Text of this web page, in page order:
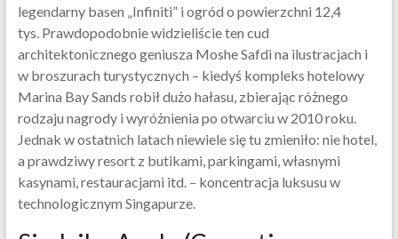
legendarny basen „Infiniti” i ogród o powierzchni 12,4
tys. Prawdopodobnie widzieliście ten cud
architektonicznego geniusza Moshe Safdi na ilustracjach i
w broszurach turystycznych – kiedyś kompleks hotelowy
Marina Bay Sands robił dużo hałasu, zbierając różnego
rodzaju nagrody i wyróżnienia po otwarciu w 2010 roku.
Jednak w ostatnich latach niewiele się tu zmieniło: nie hotel,
a prawdziwy resort z butikami, parkingami, własnymi
kasynami, restauracjami itd. – koncentracja luksusu w
technologicznym Singapurze.